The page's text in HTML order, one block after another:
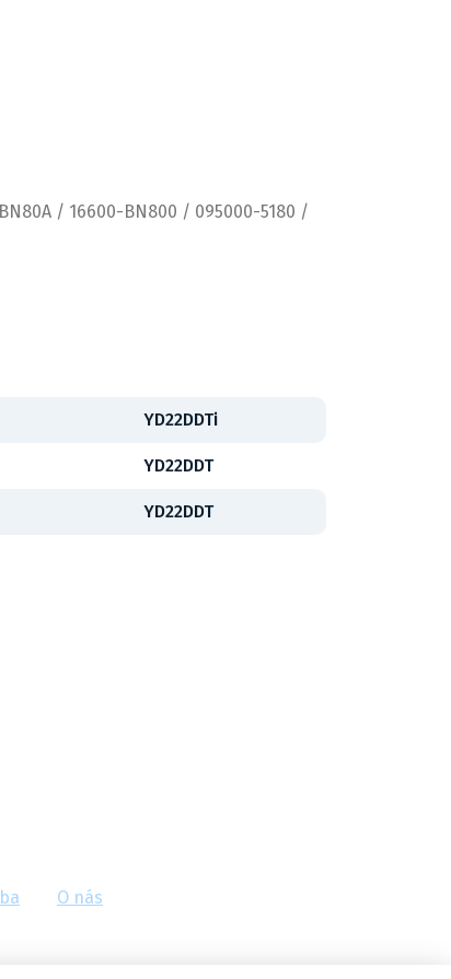
/ 16600-BN800 / 095000-5180 /
YD22DDTi
YD22DDT
YD22DDT
O nás